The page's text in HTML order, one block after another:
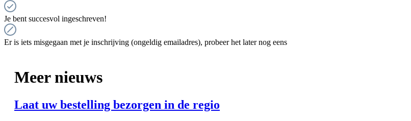
Je bent succesvol ingeschreven!
Er is iets misgegaan met je inschrijving (ongeldig emailadres), probeer het later nog eens
Meer nieuws
Laat uw bestelling bezorgen in de regio